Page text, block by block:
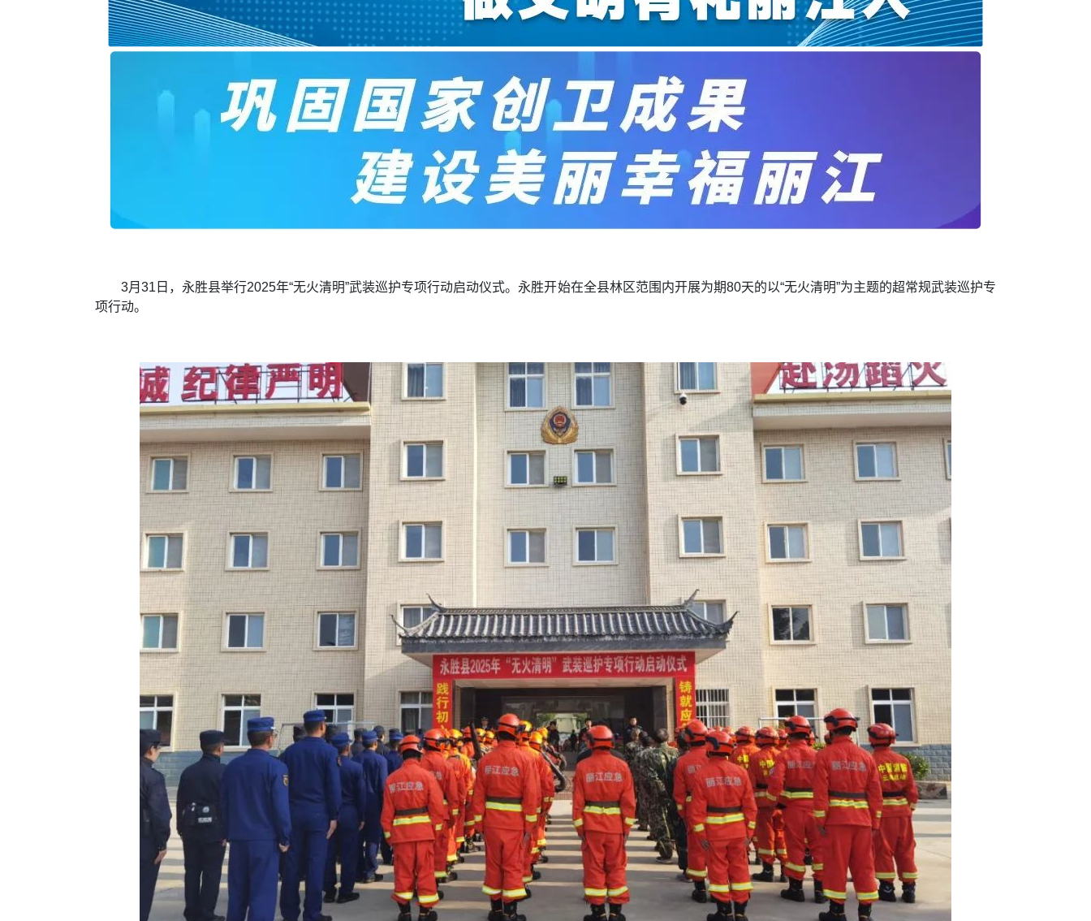
3月31日，永胜县举行2025年“无火清明”武装巡护专项行动启动仪式。永胜开始在全县林区范围内开展为期80天的以“无火清明”为主题的超常规武装巡护专
项行动。